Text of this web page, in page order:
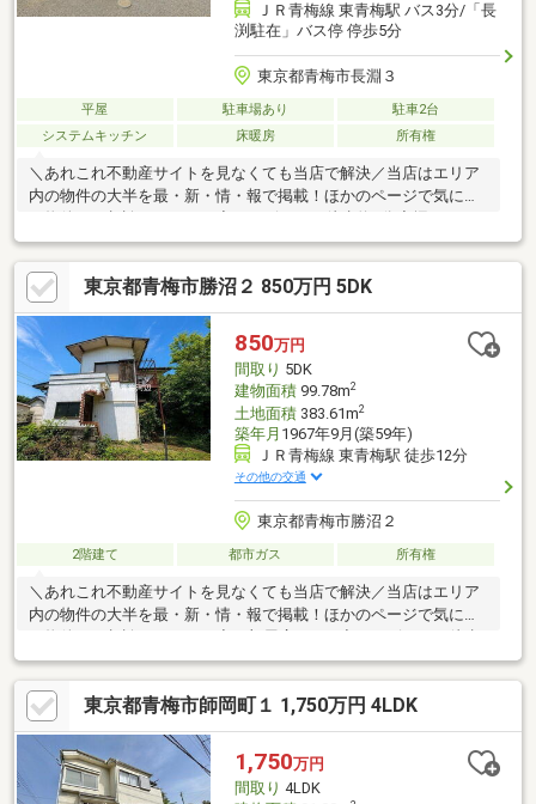
ＪＲ青梅線 東青梅駅 バス3分/「長
渕駐在」バス停 停歩5分
東京都青梅市長淵３
平屋 駐車場あり
駐車2台
システムキッチン
床暖房 所有権
＼あれこれ不動産サイトを見なくても当店で解決／当店はエリア
内の物件の大半を最・新・情・報で掲載！ほかのページで気にな
つ◆床暖房◆納戸◆全居室収納◆小屋裏収納◆公園まで徒歩約2
分◆閑静な住宅街◆緑豊かな環境
東京都青梅市勝沼２ 850万円 5DK
850万円
間取り 5DK
建物面積99.78m2
土地面積383.61m2
築年月 1967年9月(築59年)
ＪＲ青梅線 東青梅駅 徒歩12分
その他の交通
東京都青梅市勝沼２
2階建て 都市ガス 所有権
＼あれこれ不動産サイトを見なくても当店で解決／当店はエリア
内の物件の大半を最・新・情・報で掲載！ほかのページで気にな
約8分◆公園まで徒歩約3分◆敷地面積100坪超
東京都青梅市師岡町１ 1,750万円 4LDK
1,750万円
間取り 4LDK